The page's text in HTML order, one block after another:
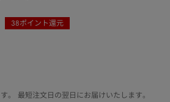
38ポイント還元
。 最短注文日の翌日にお届けいたします。